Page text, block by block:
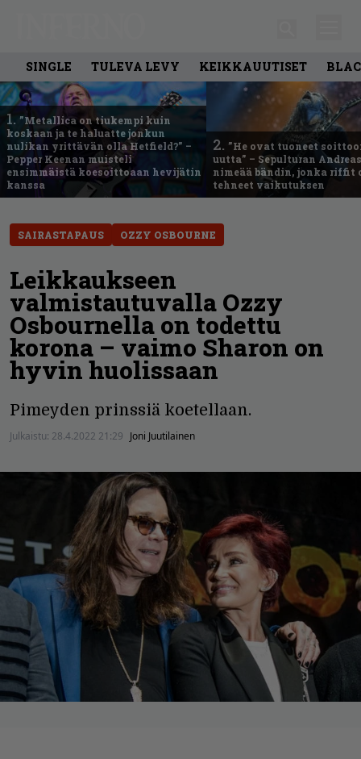
SINGLE TULEVA LEVY KEIKKAUUTISET
1. ”Metallica on tiukempi kuin
koskaan ja te haluatte jonkun
nulikan yrittävän olla Hetfield?” –
Pepper Keenan muisteli
ensimmäistä koesoittoaan hevijätin
kanssa
2. ”He ovat tuoneet
uutta” – Sepulturan
nimeää bändin, jonka riffit
tehneet vaikutuksen
SAIRASTAPAUS OZZY OSBOURNE
Leikkaukseen
valmistautuvalla Ozzy
Osbournella on todettu
korona – vaimo Sharon on
hyvin huolissaan
Pimeyden prinssiä koetellaan.
Julkaistu: 28.4.2022 21:29 Joni Juutilainen